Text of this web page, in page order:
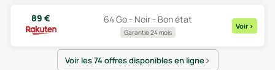
89 € 64 Go - Noir - Bon état
Garantie 24 mois
Voir >
Voir les 74 offres disponibles en ligne